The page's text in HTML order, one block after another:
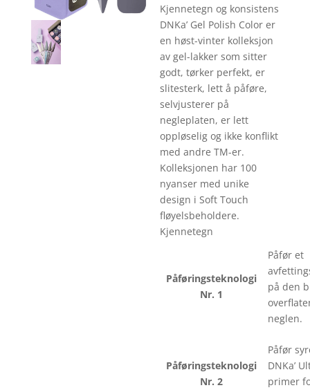
Kjennetegn og konsistens
DNKa’ Gel Polish Color er
en høst-vinter kolleksjon
av gel-lakker som sitter
godt, tørker perfekt, er
slitesterk, lett å påføre,
selvjusterer på
negleplaten, er lett
oppløselig og ikke konflikt
med andre TM-er.
Kolleksjonen har 100
nyanser med unike
design i Soft Touch
fløyelsbeholdere.
Kjennetegn
Påføringsteknologi
Nr. 1
Påfør et
på den
neglen.
Påføringsteknologi
Nr. 2
Påfør
DNKa’
primer